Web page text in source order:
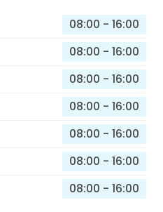
08:00 - 16:00
08:00 - 16:00
08:00 - 16:00
08:00 - 16:00
08:00 - 16:00
08:00 - 16:00
08:00 - 16:00